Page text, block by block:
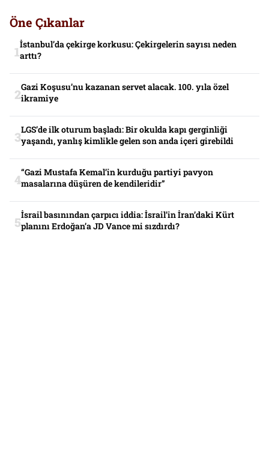
Öne Çıkanlar
İstanbul’da çekirge korkusu: Çekirgelerin sayısı neden
arttı?
Gazi Koşusu’nu kazanan servet alacak. 100. yıla özel
ikramiye
LGS’de ilk oturum başladı: Bir okulda kapı gerginliği
yaşandı, yanlış kimlikle gelen son anda içeri girebildi
“Gazi Mustafa Kemal’in kurduğu partiyi pavyon
masalarına düşüren de kendileridir”
İsrail basınından çarpıcı iddia: İsrail’in İran’daki Kürt
planını Erdoğan’a JD Vance mi sızdırdı?